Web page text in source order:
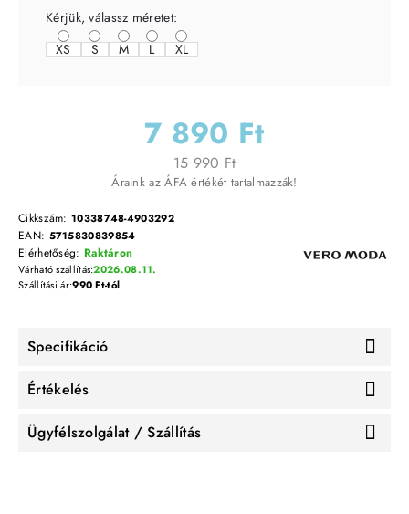
7 890 Ft
15 990 Ft
Áraink az ÁFA értékét tartalmazzák!
Cikkszám: 10338748-4903292
EAN: 5715830839854
Elérhetőség: Raktáron
Várható szállítás:2026.08.11.
Szállítási ár:990 Ft-tól
Kérjük, válassz méretet:
XS
S M L XL
Specifikáció
Értékelés
Ügyfélszolgálat / Szállítás